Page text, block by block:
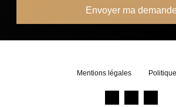
Envoyer ma
Mentions légales